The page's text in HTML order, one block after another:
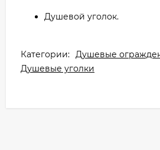
Душевой уголок.
Категории: Душевые
Душевые уголки